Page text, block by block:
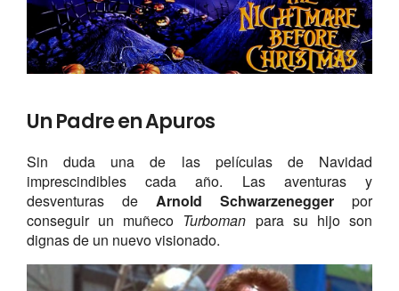
Un Padre en Apuros
Sin duda una de las películas de Navidad
imprescindibles cada año. Las aventuras y
desventuras de Arnold Schwarzenegger por
conseguir un muñeco Turboman para su hijo son
dignas de un nuevo visionado.